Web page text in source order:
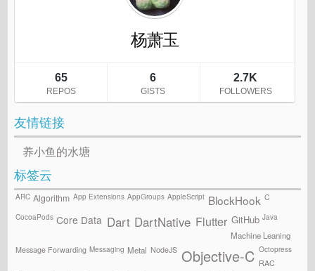
友情链接
养小鱼的水塘
标签云
ARC Algorithm App Extensions AppGroups AppleScript BlockHook C
CocoaPods Core Data Dart DartNative Flutter GitHub Java
Machine Leaning
Message Forwarding Messaging Metal NodeJS Objective-C Octopress
RAC